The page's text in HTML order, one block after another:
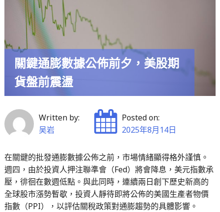
關鍵通膨數據公佈前夕，美股期
貨盤前震盪
Written by:
吴岩
Posted on:
2025年8月14日
在關鍵的批發通膨數據公佈之前，市場情緒顯得格外謹慎。
週四，由於投資人押注聯準會（Fed）將會降息，美元指數承
壓，徘徊在數週低點。與此同時，連續兩日創下歷史新高的
全球股市漲勢暫歇，投資人靜待即將公佈的美國生產者物價
指數（PPI），以評估關稅政策對通膨趨勢的具體影響。